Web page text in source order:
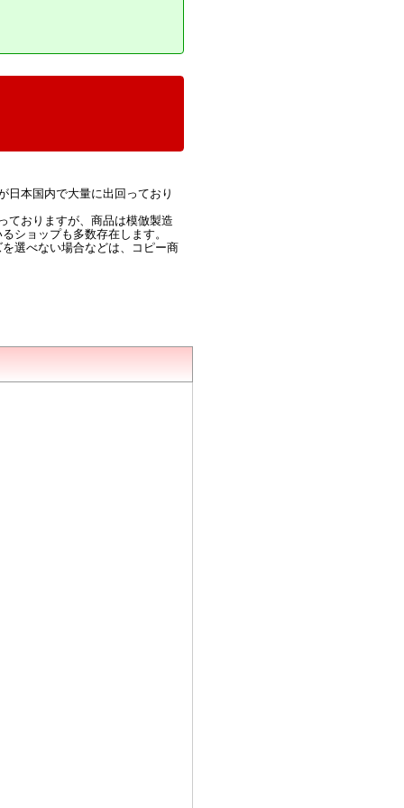
日本国内で大量に出回っており
ておりますが、商品は模倣製造
ショップも多数存在します。
選べない場合などは、コピー商